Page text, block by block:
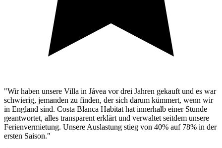
"Wir haben unsere Villa in Jávea vor drei Jahren gekauft und es war
schwierig, jemanden zu finden, der sich darum kümmert, wenn wir
in England sind. Costa Blanca Habitat hat innerhalb einer Stunde
geantwortet, alles transparent erklärt und verwaltet seitdem unsere
Ferienvermietung. Unsere Auslastung stieg von 40% auf 78% in der
ersten Saison."